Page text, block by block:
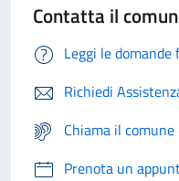
Contatta il
Leggi le
Richiedi
Chiama il
Prenota un